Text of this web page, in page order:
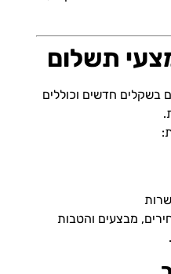
בשקלים חדשים וכוללים
מבצעים והטבות